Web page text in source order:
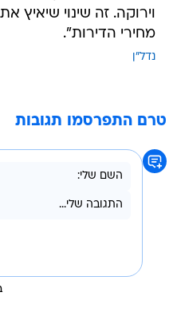
וירוקה. זה שינוי שיאיץ
מחירי הדירות".
נדל"ן
טרם התפרסמו תגובות